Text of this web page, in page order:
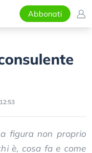
Abbonati
figura non proprio
è, cosa fa e come